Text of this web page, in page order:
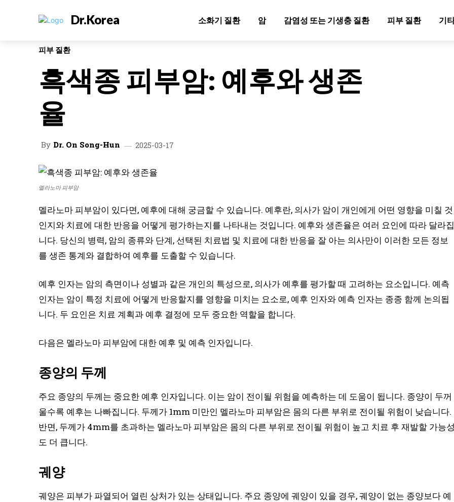
Dr.Korea 소화기 질환 암 감염성 또는 기생충 질환 피부 질환 기
피부 질환
흑색종 피부암: 예후와 생존
율
By Dr. On Song-Hun 2025-03-17
멜라노마 피부암
멜라노마 피부암이 있다면, 예후에 대해 궁금할 수 있습니다. 예후란, 의사가 암이 개인에게 어떤 영향을 미칠 것
인지와 치료에 대한 반응을 어떻게 평가하는지를 나타내는 것입니다. 예후와 생존율은 여러 요인에 따라 달라집
니다. 당신의 병력, 암의 종류와 단계, 선택된 치료법 및 치료에 대한 반응을 잘 아는 의사만이 이러한 모든 정보
를 생존 통계와 결합하여 예후를 도출할 수 있습니다.
예후 인자는 암의 측면이나 성별과 같은 개인의 특성으로, 의사가 예후를 평가할 때 고려하는 요소입니다. 예측
인자는 암이 특정 치료에 어떻게 반응할지를 영향을 미치는 요소로, 예후 인자와 예측 인자는 종종 함께 논의됩
니다. 두 요인은 치료 계획과 예후 결정에 모두 중요한 역할을 합니다.
다음은 멜라노마 피부암에 대한 예후 및 예측 인자입니다.
종양의 두께
주요 종양의 두께는 중요한 예후 인자입니다. 이는 암이 전이될 위험을 예측하는 데 도움이 됩니다. 종양이 두꺼
울수록 예후는 나빠집니다. 두께가 1mm 미만인 멜라노마 피부암은 몸의 다른 부위로 전이될 위험이 낮습니다.
반면, 두께가 4mm를 초과하는 멜라노마 피부암은 몸의 다른 부위로 전이될 위험이 높고 치료 후 재발할 가능
도 더 큽니다.
궤양
궤양은 피부가 파열되어 열린 상처가 있는 상태입니다. 주요 종양에 궤양이 있을 경우, 궤양이 없는 종양보다 예